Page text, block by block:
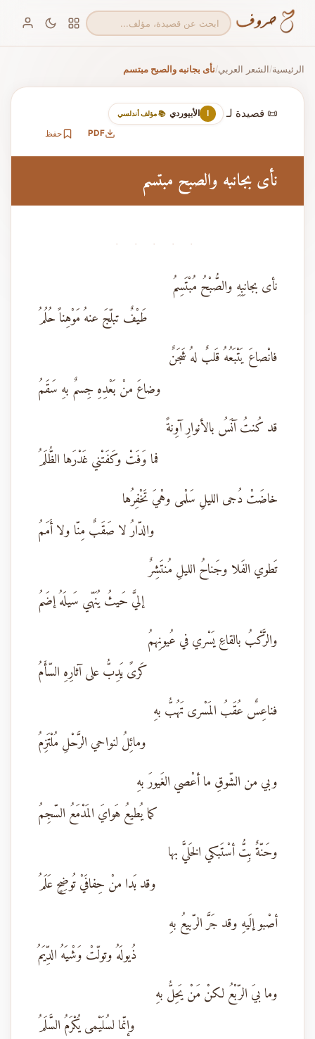
الرئيسية/الشعر العربي/نأى بجانبه والصبح مبتسم
📜 قصيدة لـ ا الأبيوردي 📚 مؤلف أندلسي
PDF حفظ
نأى بجانبه والصبح مبتسم
· · · · ·
نأى بجانِبِهِ والصُّبْحُ مُبْتَسِمُ
طَيْفٌ تبلّجَ عنهُ مَوْهِناً حُلُمُ
فانْصاعَ يَتْبَعُهُ قَلبٌ لهُ شَجَنٌ
وضاعَ منْ بَعْدِهِ جِسمٌ بهِ سَقَمُ
قد كُنتُ آنَسُ بالأنوارِ آوِنةً
فما وَفَتْ وكَفَتْني غَدْرَها الظُّلَمُ
خاضَتْ دُجى الليلِ سَلْمى وهْيَ تَخْفِرُها
والدّارُ لا صَقَبٌ مِنّا ولا أَمَمُ
تَطوي الفَلا وجَناحُ الليلِ مُنتَشِرٌ
إليَّ حَيثُ يُنَهّي سَيلَهُ إضَمُ
والرَّكْبُ بالقاعِ يَسْري في عُيونِهمُ
كَرىً يَدِبُّ على آثارِهِ السّأَمُ
فناعِسٌ عُقَبُ المَسْرى تَهُبُّ بهِ
ومائِلُ لنواحي الرَّحْلِ مُلْتَزِمُ
وبي من الشّوقِ ما أعْصي الغَيورَ بهِ
كما يُطيعُ هَوايَ المَدْمَعُ السّجِمُ
وحَنّةٌ بِتُّ أسْتَبكي الخَليَّ بها
وقد بَدا منْ حِفافَيْ تُوضِحٍ عَلَمُ
أصْبو إلَيهِ وقد جَرَّ الرّبيعُ بهِ
ذُيولَهُ وتولّتْ وَشْيَهُ الدِّيَمُ
وما بيَ الرّبْعُ لكنْ مَنْ يَحِلُّ بهِ
وإنّما لسُلَيْمى يُكْرَمُ السَّلَمُ